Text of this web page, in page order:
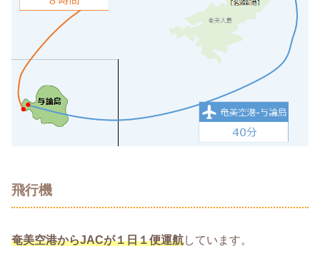
飛行機
奄美空港からJACが１日１便運航しています。